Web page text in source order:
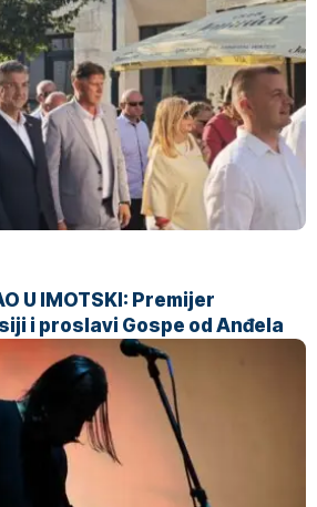
U IMOTSKI: Premijer
i proslavi Gospe od Anđela